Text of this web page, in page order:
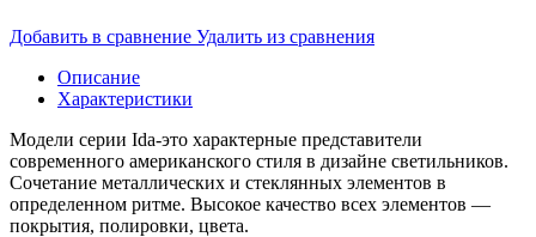
Добавить в сравнение Удалить из сравнения
Описание
Характеристики
Модели серии Ida-это характерные представители
современного американского стиля в дизайне светильников.
Сочетание металлических и стеклянных элементов в
определенном ритме. Высокое качество всех элементов —
покрытия, полировки, цвета.